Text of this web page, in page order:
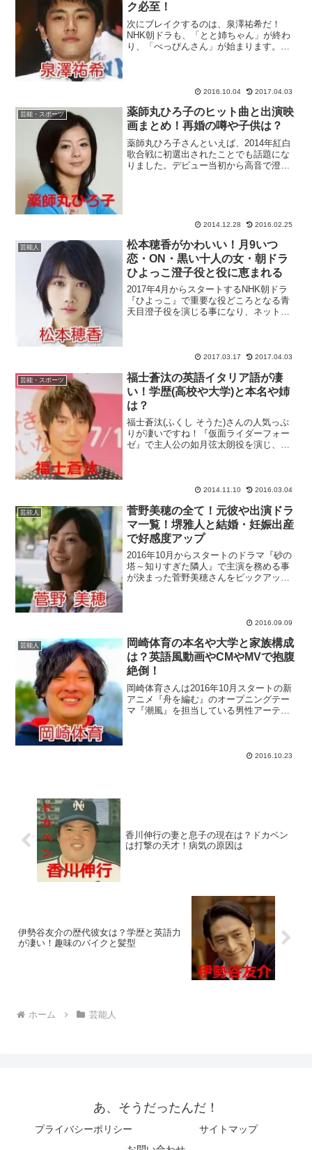
ク必至！
次にブレイクするのは、泉澤祐希だ！
NHK朝ドラも、「とと姉ちゃん」が終わ
り、「べっぴんさん」が始まります。し
澤祐希さんですが、朝ドラ出...
2016.10.04 2017.04.03
芸能・スポーツ
薬師丸ひろ子のヒット曲と出演映
画まとめ！再婚の噂や子供は？
薬師丸ひろ子さんといえば、2014年紅白
歌合戦に初選出されたことでも話題にな
りました。デビュー当初から高音で澄ん
2014.12.28 2016.02.25
芸能人
松本穂香がかわいい！月9いつ
恋・ON・黒い十人の女・朝ドラ
ひよっこ澄子役と役に恵まれる
2017年4月からスタートするNHK朝ドラ
『ひよっこ』で重要な役どころとなる青
天目澄子役を演じる事になり、ネット上
んの名前を知った、...2017.03.17 2017.04.03
芸能・スポーツ
福士蒼汰の英語イタリア語が凄
い！学歴(高校や大学)と本名や姉
は？
福士蒼汰(ふくし そうた)さんの人気っぷ
りが凄いですね！『仮面ライダーフォー
ゼ』で主人公の如月弦太朗役を演じ、数
の二宮和也(嵐)さ...2014.11.10 2016.03.04
芸能人
菅野美穂の全て！元彼や出演ドラ
マ一覧！堺雅人と結婚・妊娠出産
で好感度アップ
2016年10月からスタートのドラマ『砂の
塔～知りすぎた隣人』で主演を務める事
が決まった菅野美穂さんをピックアッ
2016.09.09
芸能人
岡崎体育の本名や大学と家族構成
は？英語風動画やCMやMVで抱腹
絶倒！
岡崎体育さんは2016年10月スタートの新
アニメ『舟を編む』のオープニングテー
マ『潮風』を担当している男性アーティ
2016.10.23
香川伸行の妻と息子の現在は？ドカベン
は打撃の天才！病気の原因は
伊勢谷友介の歴代彼女は？学歴と英語力
が凄い！趣味のバイクと髪型
ホーム 芸能人
あ、そうだったんだ！
プライバシーポリシー
サイトマップ